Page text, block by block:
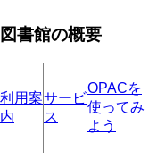
図書館の概要
利用案
内
サービ
ス
OPACを
使ってみ
よう